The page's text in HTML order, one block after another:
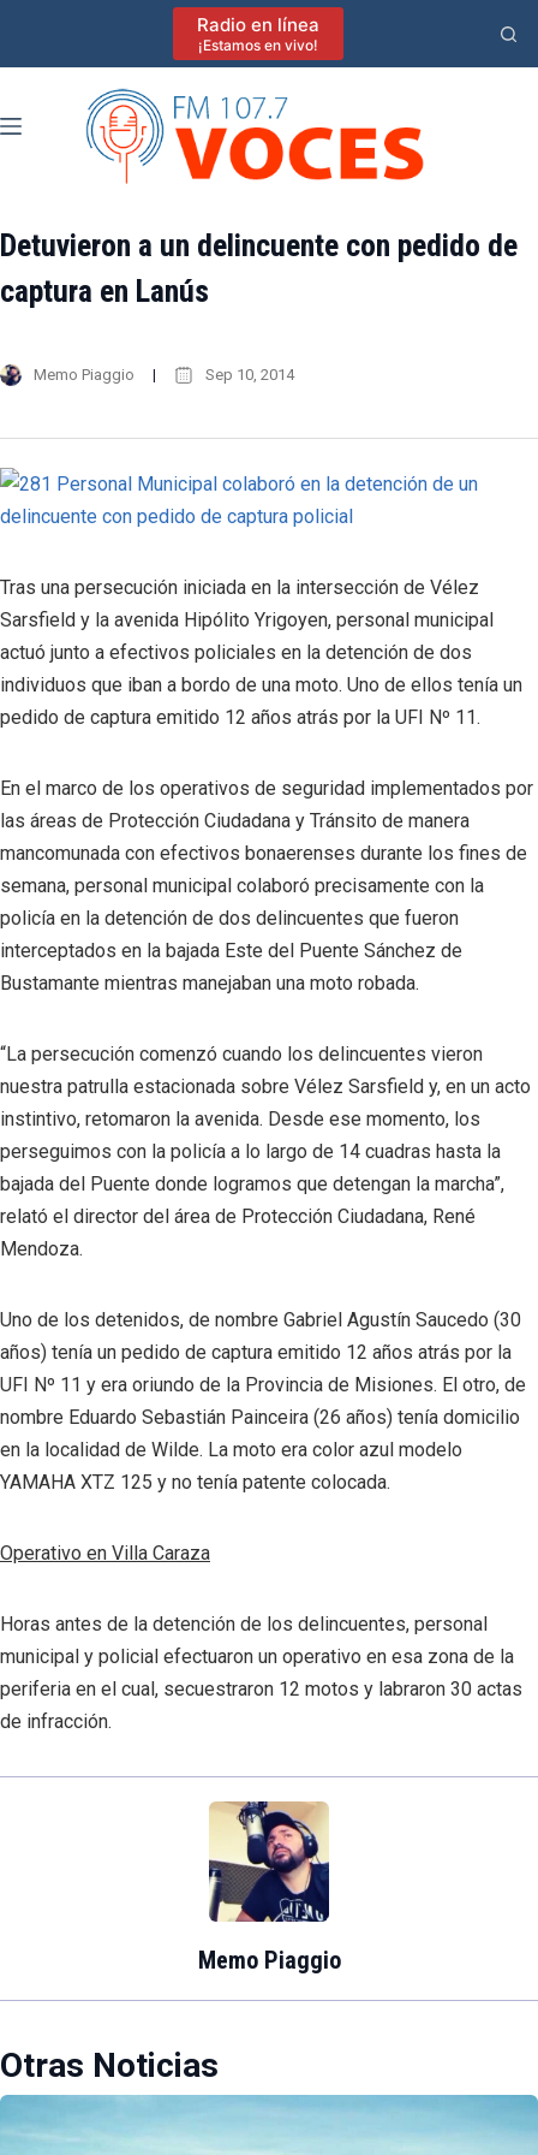
Radio en línea
¡Estamos en vivo!
Detuvieron a un delincuente con pedido de
captura en Lanús
Memo Piaggio Sep 10, 2014
Tras una persecución iniciada en la intersección de Vélez
Sarsfield y la avenida Hipólito Yrigoyen, personal municipal
actuó junto a efectivos policiales en la detención de dos
individuos que iban a bordo de una moto. Uno de ellos tenía un
pedido de captura emitido 12 años atrás por la UFI Nº 11.
En el marco de los operativos de seguridad implementados por
las áreas de Protección Ciudadana y Tránsito de manera
mancomunada con efectivos bonaerenses durante los fines de
semana, personal municipal colaboró precisamente con la
policía en la detención de dos delincuentes que fueron
interceptados en la bajada Este del Puente Sánchez de
Bustamante mientras manejaban una moto robada.
“La persecución comenzó cuando los delincuentes vieron
nuestra patrulla estacionada sobre Vélez Sarsfield y, en un acto
instintivo, retomaron la avenida. Desde ese momento, los
perseguimos con la policía a lo largo de 14 cuadras hasta la
bajada del Puente donde logramos que detengan la marcha”,
relató el director del área de Protección Ciudadana, René
Mendoza.
Uno de los detenidos, de nombre Gabriel Agustín Saucedo (30
años) tenía un pedido de captura emitido 12 años atrás por la
UFI Nº 11 y era oriundo de la Provincia de Misiones. El otro, de
nombre Eduardo Sebastián Painceira (26 años) tenía domicilio
en la localidad de Wilde. La moto era color azul modelo
YAMAHA XTZ 125 y no tenía patente colocada.
Operativo en Villa Caraza
Horas antes de la detención de los delincuentes, personal
municipal y policial efectuaron un operativo en esa zona de la
periferia en el cual, secuestraron 12 motos y labraron 30 actas
de infracción.
Memo Piaggio
Otras Noticias